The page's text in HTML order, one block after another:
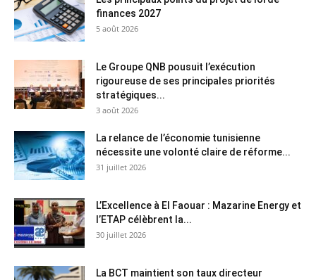
finances 2027
5 août 2026
Le Groupe QNB pousuit l’exécution
rigoureuse de ses principales priorités
stratégiques...
3 août 2026
La relance de l’économie tunisienne
nécessite une volonté claire de réforme...
31 juillet 2026
L’Excellence à El Faouar : Mazarine Energy et
l’ETAP célèbrent la...
30 juillet 2026
La BCT maintient son taux directeur